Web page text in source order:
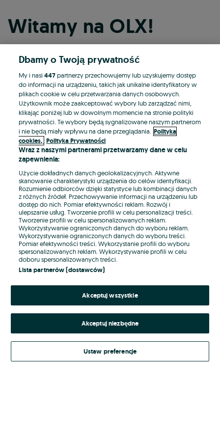
Witamy na OLX!
Kontynuuj przez Facebooka
Kontynuuj przez konto Apple
Kontynuuj przez konto Google
LUB
E-mail
Hasło
Nie pamiętasz hasła?
Zaloguj się
Kontynuując za pośrednictwem jednego z dostawców wskazanych powyżej,
Regulamin serwisuOLX.pl w jego aktualnym brzmieniu.
Dbamy o Twoją prywatność
My i nasi447partnerzy przechowujemy lub uzyskujemy dostęp
do informacji na urządzeniu, takich jak unikalne identyfikatory w
plikach cookie w celu przetwarzania danych osobowych.
Użytkownik może zaakceptować wybory lub zarządzać nimi,
klikając poniżej lub w dowolnym momencie na stronie polityki
prywatności. Te wybory będą sygnalizowane naszym partnerom
i nie będą miały wpływu na dane przeglądania. Polityka
cookies, Polityka Prywatności
Wraz z naszymi partnerami przetwarzamy dane w celu
zapewnienia:
Użycie dokładnych danych geolokalizacyjnych. Aktywne
skanowanie charakterystyki urządzenia do celów identyfikacji.
Rozumienie odbiorców dzięki statystyce lub kombinacji danych
z różnych źródeł. Przechowywanie informacji na urządzeniu lub
dostęp do nich. Pomiar efektywności reklam. Rozwój i
ulepszanie usług. Tworzenie profili w celu personalizacji treści.
Tworzenie profili w celu spersonalizowanych reklam.
Wykorzystywanie ograniczonych danych do wyboru reklam.
Wykorzystywanie ograniczonych danych do wyboru treści.
Pomiar efektywności treści. Wykorzystanie profili do wyboru
spersonalizowanych reklam. Wykorzystywanie profili w celu
doboru spersonalizowanych treści.
Lista partnerów (dostawców)
Akceptuj wszystkie
Akceptuj niezbędne
Ustaw preferencje